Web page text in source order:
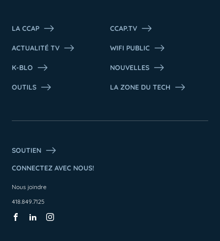
LA CCAP CCAP.TV
ACTUALITÉ TV WIFI PUBLIC
K-BLO NOUVELLES
OUTILS LA ZONE DU TECH
SOUTIEN
CONNECTEZ AVEC NOUS!
Nous joindre
418.849.7125